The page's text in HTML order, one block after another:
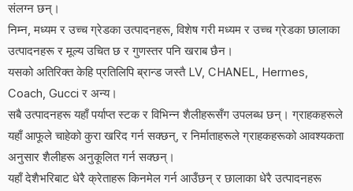
संलग्न छन्।
निम्न, मध्यम र उच्च ग्रेडका उत्पादनहरू, विशेष गरी मध्यम र उच्च ग्रेडका छालाका
उत्पादनहरू र मूल्य उचित छ र गुणस्तर पनि खराब छैन।
यसको अतिरिक्त केहि प्रतिलिपि ब्रान्ड जस्तै LV, CHANEL, Hermes,
Coach, Gucci र अन्य।
सबै उत्पादनहरू यहाँ पर्याप्त स्टक र विभिन्न शैलीहरूसँग उपलब्ध छन्। ग्राहकहरूले
यहाँ आफूले चाहेको कुरा खरिद गर्न सक्छन्, र निर्माताहरूले ग्राहकहरूको आवश्यकता
अनुसार शैलीहरू अनुकूलित गर्न सक्छन्।
यहाँ देशैभरिबाट धेरै क्रेताहरू किनमेल गर्न आउँछन् र छालाका धेरै उत्पादनहरू